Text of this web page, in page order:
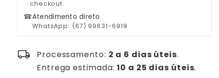
Inteligente
checkout.
☎Atendimento direto
WhatsApp: (67) 99631-6919
local_shipping Processamento: 2 a 6 dias úteis.
Entrega estimada:10 a 25 dias úteis.